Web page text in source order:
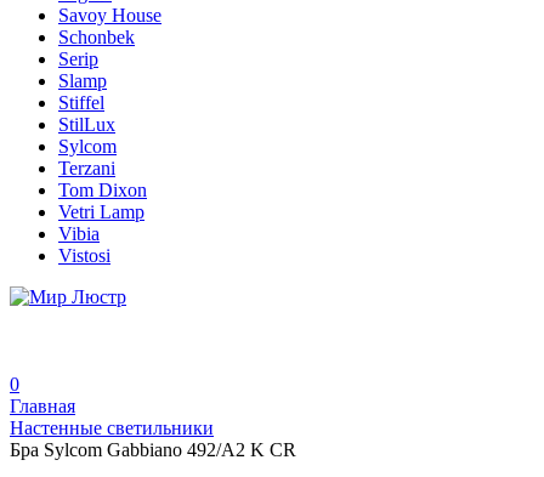
Savoy House
Schonbek
Serip
Slamp
Stiffel
StilLux
Sylcom
Terzani
Tom Dixon
Vetri Lamp
Vibia
Vistosi
0
Главная
Настенные светильники
Бра Sylcom Gabbiano 492/A2 K CR